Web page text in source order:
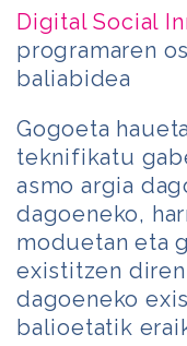
Digital Social
programaren
baliabidea
Gogoeta
teknifikatu
asmo argia
dagoeneko,
moduetan eta
existitzen
dagoeneko
balioetatik